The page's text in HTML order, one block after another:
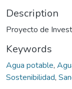
Description
Proyecto de
Keywords
Agua potable,
Sostenibilidad,